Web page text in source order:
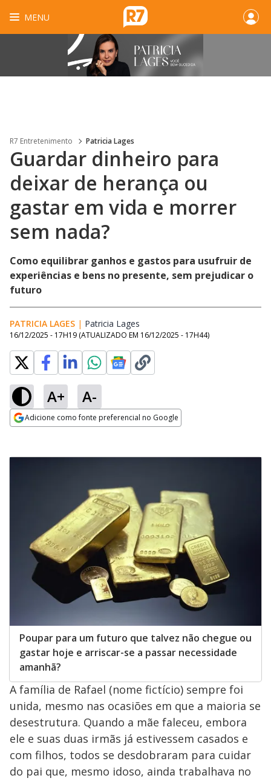
MENU
R7 Entretenimento Patricia Lages
Guardar dinheiro para
deixar de herança ou
gastar em vida e morrer
sem nada?
Como equilibrar ganhos e gastos para usufruir de
experiências e bens no presente, sem prejudicar o
futuro
PATRICIA LAGES | Patricia Lages
16/12/2025 - 17H19 (ATUALIZADO EM 16/12/2025 - 17H44)
A+ A-
Adicione como fonte preferencial no Google
Poupar para um futuro que talvez não chegue ou
gastar hoje e arriscar-se a passar necessidade
amanhã?
A família de Rafael (nome fictício) sempre foi
unida, mesmo nas ocasiões em que a maioria se
desestrutura. Quando a mãe faleceu, embora
ele e suas duas irmãs já estivessem casados e
com filhos, todos se desdobraram para cuidar
do pai que, mesmo idoso, ainda trabalhava no